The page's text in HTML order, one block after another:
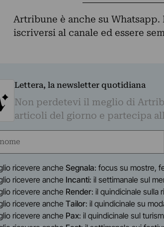
Artribune è anche su
iscriversi al canale ed essere
Lettera, la newsletter quotidiana
Non perdetevi il meglio di
articoli del giorno e partecipa
ricevere anche Segnala: focus su mostre,
ricevere anche Incanti: il settimanale sul
ricevere anche Render: il quindicinale sulla
ricevere anche Tailor: il quindicinale su
ricevere anche Pax: il quindicinale sul